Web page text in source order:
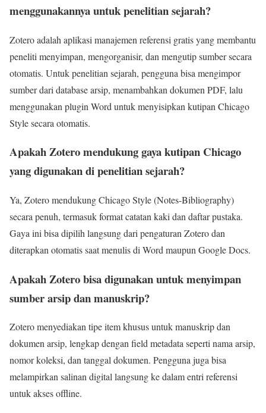
menggunakannya untuk penelitian sejarah?
Zotero adalah aplikasi manajemen referensi gratis yang membantu
peneliti menyimpan, mengorganisir, dan mengutip sumber secara
otomatis. Untuk penelitian sejarah, pengguna bisa mengimpor
sumber dari database arsip, menambahkan dokumen PDF, lalu
menggunakan plugin Word untuk menyisipkan kutipan Chicago
Style secara otomatis.
Apakah Zotero mendukung gaya kutipan Chicago
yang digunakan di penelitian sejarah?
Ya, Zotero mendukung Chicago Style (Notes-Bibliography)
secara penuh, termasuk format catatan kaki dan daftar pustaka.
Gaya ini bisa dipilih langsung dari pengaturan Zotero dan
diterapkan otomatis saat menulis di Word maupun Google Docs.
Apakah Zotero bisa digunakan untuk menyimpan
sumber arsip dan manuskrip?
Zotero menyediakan tipe item khusus untuk manuskrip dan
dokumen arsip, lengkap dengan field metadata seperti nama arsip,
nomor koleksi, dan tanggal dokumen. Pengguna juga bisa
melampirkan salinan digital langsung ke dalam entri referensi
untuk akses offline.